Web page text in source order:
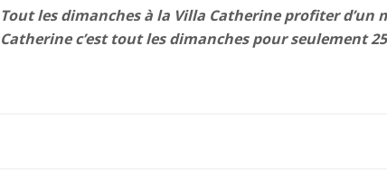
Tout les dimanches à la Villa Catherine profiter d’un
Catherine c’est tout les dimanches pour seulement